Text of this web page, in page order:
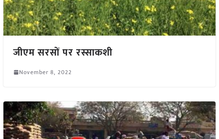
जीएम सरसों पर रस्साकशी
November 8, 2022